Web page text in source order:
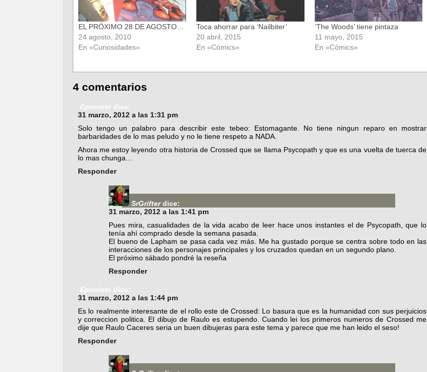
EL PRÓXIMO 28 DE AGOSTO…
24 agosto, 2010
En «Curiosidades»
Toca ahorrar para ‘Nailbiter’
20 abril, 2015
En «Cómics»
‘The Woods’ tiene pintaza
11 mayo, 2015
En «Cómics»
4 comentarios
Eponimo dice:
31 marzo, 2012 a las 1:31 pm
Solo tengo un palabro para describir este tebeo: Estomagante. No tiene ningun reparo en mostrar
barbaridades de lo mas peludo y no le tiene respeto a NADA.
Ahora me estoy leyendo otra historia de Crossed que se llama Psycopath y que es una vuelta de tuerca de
lo mas chunga…
Responder
SrGrifter dice:
31 marzo, 2012 a las 1:41 pm
Pues mira, casualidades de la vida acabo de leer hace unos instantes el de Psycopath, que lo
tenía ahí comprado desde la semana pasada.
El bueno de Lapham se pasa cada vez más. Me ha gustado porque se centra sobre todo en las
interacciones de los personajes principales y los cruzados quedan en un segundo plano.
El próximo sábado pondré la reseña
Responder
Eponimo dice:
31 marzo, 2012 a las 1:44 pm
Es lo realmente interesante de el rollo este de Crossed: Lo basura que es la humanidad con sus perjuicios
y correccion politica. El dibujo de Raulo es estupendo. Cuando lei los primeros numeros de Crossed me
dije que Raulo Caceres seria un buen dibujeras para este tema y parece que me han leido el seso!
Responder